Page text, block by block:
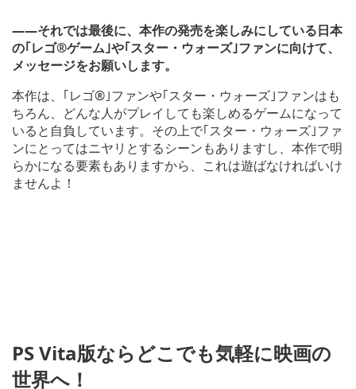
――それでは最後に、本作の発売を楽しみにしている日本
の｢レゴ®ゲーム｣や｢スター・ウォーズ｣ファンに向けて、
メッセージをお願いします。
本作は、｢レゴ®｣ファンや｢スター・ウォーズ｣ファンはも
ちろん、どんな人がプレイしても楽しめるゲームになって
いると自負しています。その上で｢スター・ウォーズ｣ファ
ンにとってはニヤリとするシーンもありますし、本作で明
らかになる要素もありますから、これは遊ばなければいけ
ませんよ！
PS Vita版ならどこでも気軽に映画の
世界へ！